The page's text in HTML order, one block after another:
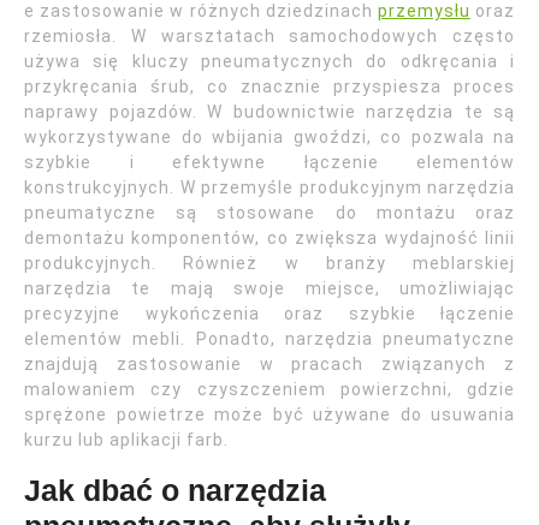
e zastosowanie w różnych dziedzinach przemysłu oraz
rzemiosła. W warsztatach samochodowych często
używa się kluczy pneumatycznych do odkręcania i
przykręcania śrub, co znacznie przyspiesza proces
naprawy pojazdów. W budownictwie narzędzia te są
wykorzystywane do wbijania gwoździ, co pozwala na
szybkie i efektywne łączenie elementów
konstrukcyjnych. W przemyśle produkcyjnym narzędzia
pneumatyczne są stosowane do montażu oraz
demontażu komponentów, co zwiększa wydajność linii
produkcyjnych. Również w branży meblarskiej
narzędzia te mają swoje miejsce, umożliwiając
precyzyjne wykończenia oraz szybkie łączenie
elementów mebli. Ponadto, narzędzia pneumatyczne
znajdują zastosowanie w pracach związanych z
malowaniem czy czyszczeniem powierzchni, gdzie
sprężone powietrze może być używane do usuwania
kurzu lub aplikacji farb.
Jak dbać o narzędzia